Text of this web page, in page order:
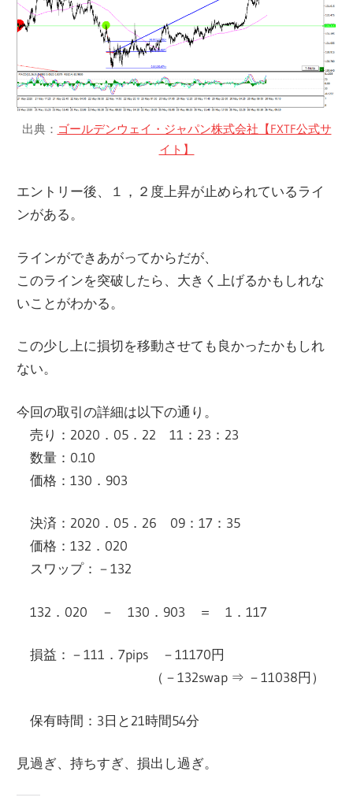
出典： ゴールデンウェイ・ジャパン株式会社【FXTF公式サ
イト】
エントリー後、１，２度上昇が止められているライ
ンがある。
ラインができあがってからだが、
このラインを突破したら、大きく上げるかもしれな
いことがわかる。
この少し上に損切を移動させても良かったかもしれ
ない。
今回の取引の詳細は以下の通り。
売り：2020．05．22 11：23：23
数量：0.10
価格：130．903
決済：2020．05．26 09：17：35
価格：132．020
スワップ：－132
132．020 － 130．903 ＝ 1．117
損益：－111．7pips －11170円
（－132swap ⇒ －11038円）
保有時間：3日と21時間54分
見過ぎ、持ちすぎ、損出し過ぎ。